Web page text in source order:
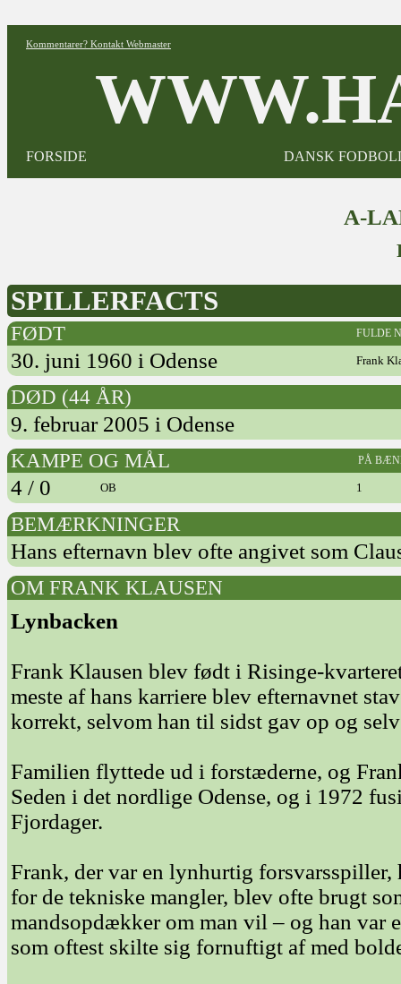
Kommentarer? Kontakt Webmaster
FORSIDE DANSK
A-
SPILLERFACTS
FØDT FULDE
30. juni 1960 i Odense Frank
DØD (44 ÅR)
9. februar 2005 i Odense
KAMPE OG MÅL PÅ
4 / 0 OB 1
BEMÆRKNINGER
Hans efternavn blev ofte angivet som
OM FRANK KLAUSEN
Lynbacken
Frank Klausen blev født i Risinge-
meste af hans karriere blev efternavnet
korrekt, selvom han til sidst gav op og
Familien flyttede ud i forstæderne, og
Seden i det nordlige Odense, og i 1972
Fjordager.
Frank, der var en lynhurtig forsvarsspiller,
for de tekniske mangler, blev ofte brugt
mandsopdækker om man vil – og han var
som oftest skilte sig fornuftigt af med